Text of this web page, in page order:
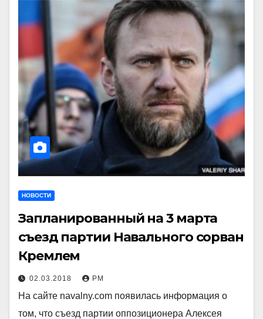
НОВОСТИ
Запланированный на 3 марта
съезд партии Навального сорван
Кремлем
02.03.2018 РМ
На сайте navalny.com появилась информация о
том, что съезд партии оппозиционера Алексея